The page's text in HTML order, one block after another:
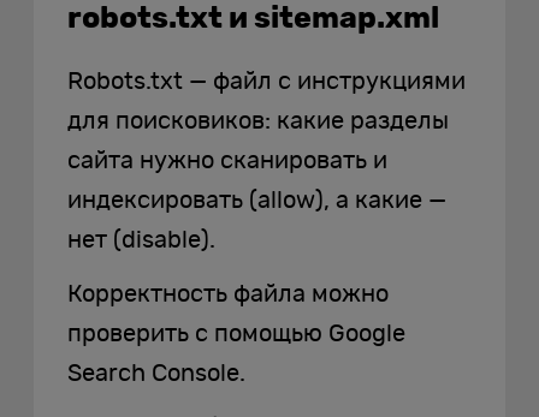
robots.txt и sitemap.xml
Robots.txt — файл с инструкциями
для поисковиков: какие разделы
сайта нужно сканировать и
индексировать (allow), а какие —
нет (disable).
Корректность файла можно
проверить с помощью Google
Search Console.